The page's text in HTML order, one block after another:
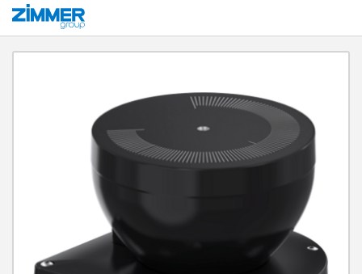
Démarrage Produits